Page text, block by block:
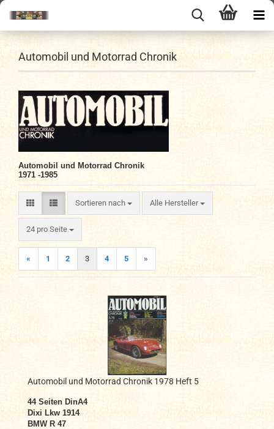
Automobil und Motorrad Chronik
Automobil und Motorrad Chronik
1971 -1985
Sortieren nach
Sortieren nach Alle Hersteller
24 pro Seite
pro Seite
« 1 2 3 4 5 »
Automobil und Motorrad Chronik 1978 Heft 5
44 Seiten DinA4
Dixi Lkw 1914
BMW R 47